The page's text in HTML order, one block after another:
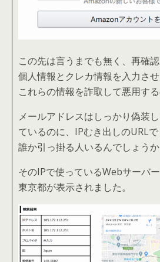
この先は言うまでも無く、再確
個人情報とクレカ情報を入力させ
これらの情報を詐取して悪用する
メールアドレスはしっかり偽装
ているのに、IPむき出しのURLで
誰か引っ掛る人いるんでしょうか
そのIPで使っているWebサーバ
東京都が表示されました。